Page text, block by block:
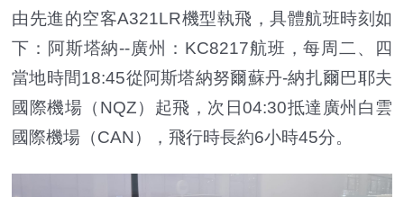
由先進的空客A321LR機型執飛，具體航班時刻如
下：阿斯塔納--廣州：KC8217航班，每周二、四
當地時間18:45從阿斯塔納努爾蘇丹-納扎爾巴耶夫
國際機場（NQZ）起飛，次日04:30抵達廣州白雲
國際機場（CAN），飛行時長約6小時45分。